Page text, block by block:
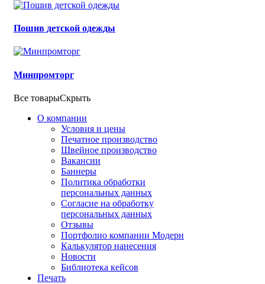
Пошив детской одежды
Минпромторг
Все товарыСкрыть
О компании
Условия и цены
Печатное производство
Швейное производство
Вакансии
Баннеры
Политика обработки
персональных данных
Согласие на обработку
персональных данных
Отзывы
Портфолио компании Модерн
Калькулятор нанесения
Новости
Библиотека кейсов
Печать